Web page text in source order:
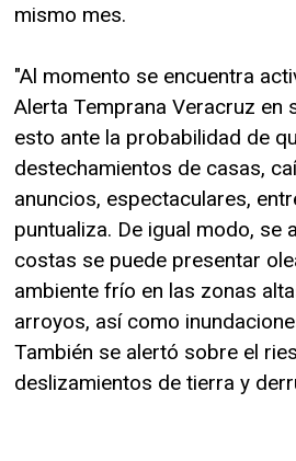
mismo mes.
"Al momento se encuentra
Alerta Temprana Veracruz en
esto ante la probabilidad de
destechamientos de casas,
anuncios, espectaculares,
puntualiza. De igual modo, se
costas se puede presentar
ambiente frío en las zonas
arroyos, así como
También se alertó sobre el
deslizamientos de tierra y